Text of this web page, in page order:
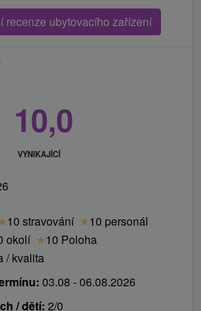
recenze ubytovacího zařízení
10,0
VYNIKAJÍCÍ
10 stravování ★10 personál
okolí ★10 Poloha
/ kvalita
03.08 - 06.08.2026
/ dětí: 2/0